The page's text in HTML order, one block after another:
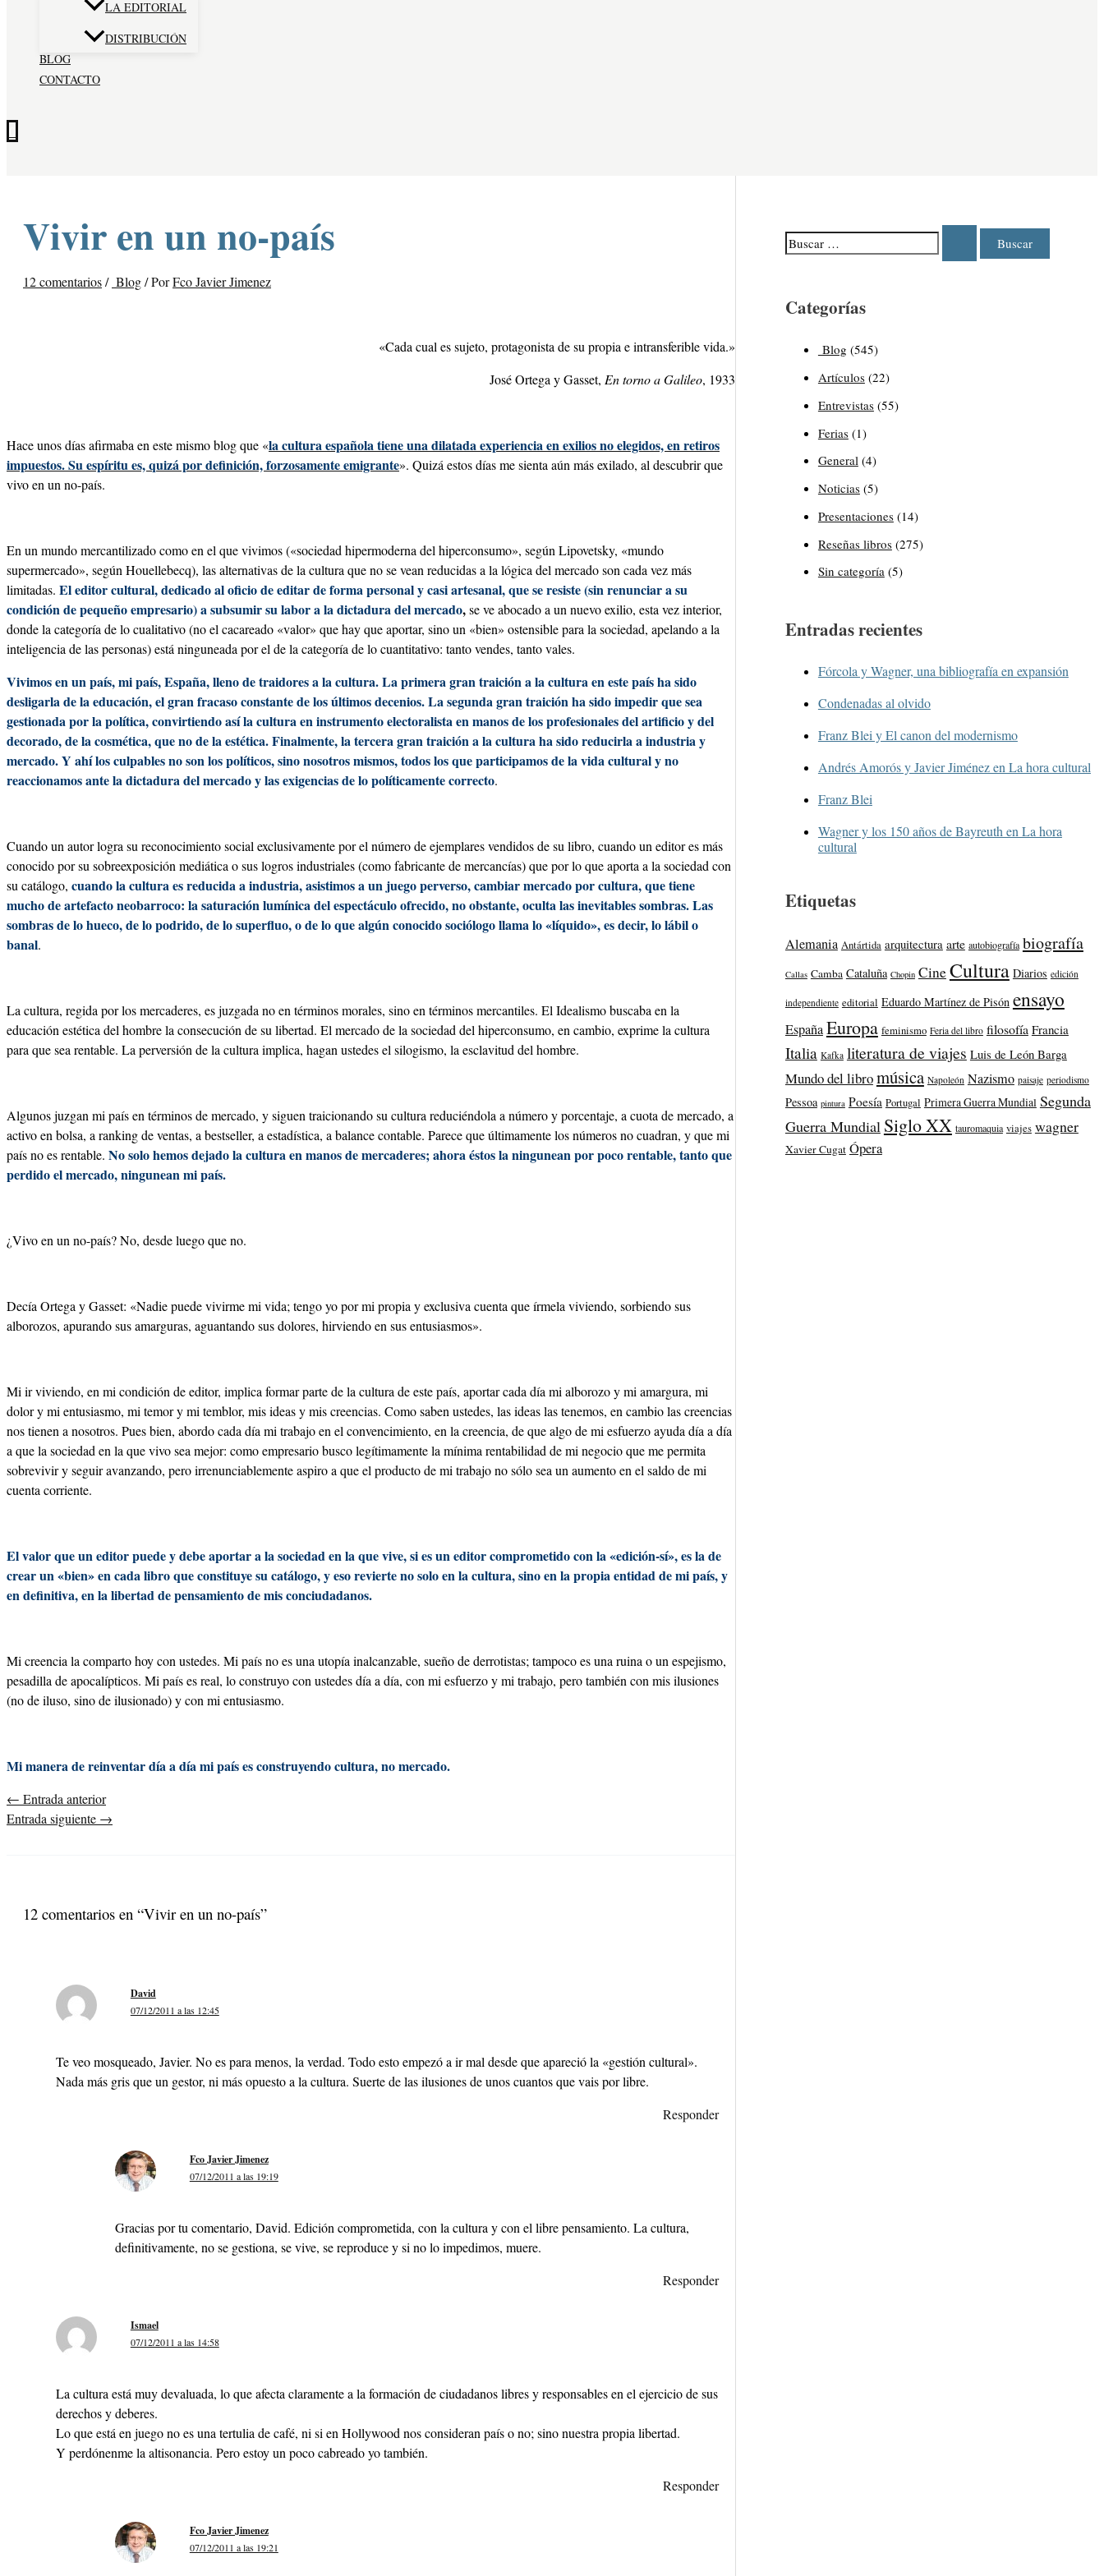
LA EDITORIAL
DISTRIBUCIÓN
BLOG
CONTACTO
Vivir en un no-país
12 comentarios/ Blog/ PorFco Javier Jimenez
«Cada cual es sujeto, protagonista de su propia e intransferible vida.»
José Ortega y Gasset, En torno a Galileo, 1933
Hace unos días afirmaba en este mismo blog que «la cultura española tiene una dilatada experiencia en exilios no elegidos, en retiros
impuestos. Su espíritu es, quizá por definición, forzosamente emigrante». Quizá estos días me sienta aún más exilado, al descubrir que
vivo en un no-país.
En un mundo mercantilizado como en el que vivimos («sociedad hipermoderna del hiperconsumo», según Lipovetsky, «mundo
supermercado», según Houellebecq), las alternativas de la cultura que no se vean reducidas a la lógica del mercado son cada vez más
limitadas. El editor cultural, dedicado al oficio de editar de forma personal y casi artesanal, que se resiste (sin renunciar a su
condición de pequeño empresario) a subsumir su labor a la dictadura del mercado,se ve abocado a un nuevo exilio, esta vez interior,
donde la categoría de lo cualitativo (no el cacareado «valor» que hay que aportar, sino un «bien» ostensible para la sociedad, apelando a la
inteligencia de las personas) está ninguneada por el de la categoría de lo cuantitativo: tanto vendes, tanto vales.
Vivimos en un país, mi país, España, lleno de traidores a la cultura. La primera gran traición a la cultura en este país ha sido
desligarla de la educación, el gran fracaso constante de los últimos decenios. La segunda gran traición ha sido impedir que sea
gestionada por la política, convirtiendo así la cultura en instrumento electoralista en manos de los profesionales del artificio y del
decorado, de la cosmética, que no de la estética. Finalmente, la tercera gran traición a la cultura ha sido reducirla a industria y
mercado. Y ahí los culpables no son los políticos, sino nosotros mismos, todos los que participamos de la vida cultural y no
reaccionamos ante la dictadura del mercado y las exigencias de lo políticamente correcto.
Cuando un autor logra su reconocimiento social exclusivamente por el número de ejemplares vendidos de su libro, cuando un editor es más
conocido por su sobreexposición mediática o sus logros industriales (como fabricante de mercancías) que por lo que aporta a la sociedad con
su catálogo, cuando la cultura es reducida a industria, asistimos a un juego perverso, cambiar mercado por cultura, que tiene
mucho de artefacto neobarroco: la saturación lumínica del espectáculo ofrecido, no obstante, oculta las inevitables sombras. Las
sombras de lo hueco, de lo podrido, de lo superfluo, o de lo que algún conocido sociólogo llama lo «líquido», es decir, lo lábil o
banal.
La cultura, regida por los mercaderes, es juzgada no en términos morales, sino en términos mercantiles. El Idealismo buscaba en la
educación estética del hombre la consecución de su libertad. El mercado de la sociedad del hiperconsumo, en cambio, exprime la cultura
para que sea rentable. La perversión de la cultura implica, hagan ustedes el silogismo, la esclavitud del hombre.
Algunos juzgan mi país en términos de mercado, y siguen traicionando su cultura reduciéndola a número y porcentaje, a cuota de mercado, a
activo en bolsa, a ranking de ventas, a bestseller, a estadística, a balance contable. Parece que últimamente los números no cuadran, y que mi
país no es rentable. No solo hemos dejado la cultura en manos de mercaderes; ahora éstos la ningunean por poco rentable, tanto que
perdido el mercado, ningunean mi país.
¿Vivo en un no-país? No, desde luego que no.
Decía Ortega y Gasset: «Nadie puede vivirme mi vida; tengo yo por mi propia y exclusiva cuenta que írmela viviendo, sorbiendo sus
alborozos, apurando sus amarguras, aguantando sus dolores, hirviendo en sus entusiasmos».
Mi ir viviendo, en mi condición de editor, implica formar parte de la cultura de este país, aportar cada día mi alborozo y mi amargura, mi
dolor y mi entusiasmo, mi temor y mi temblor, mis ideas y mis creencias. Como saben ustedes, las ideas las tenemos, en cambio las creencias
nos tienen a nosotros. Pues bien, abordo cada día mi trabajo en el convencimiento, en la creencia, de que algo de mi esfuerzo ayuda día a día
a que la sociedad en la que vivo sea mejor: como empresario busco legítimamente la mínima rentabilidad de mi negocio que me permita
sobrevivir y seguir avanzando, pero irrenunciablemente aspiro a que el producto de mi trabajo no sólo sea un aumento en el saldo de mi
cuenta corriente.
El valor que un editor puede y debe aportar a la sociedad en la que vive, si es un editor comprometido con la «edición-sí», es la de
crear un «bien» en cada libro que constituye su catálogo, y eso revierte no solo en la cultura, sino en la propia entidad de mi país, y
en definitiva, en la libertad de pensamiento de mis conciudadanos.
Mi creencia la comparto hoy con ustedes. Mi país no es una utopía inalcanzable, sueño de derrotistas; tampoco es una ruina o un espejismo,
pesadilla de apocalípticos. Mi país es real, lo construyo con ustedes día a día, con mi esfuerzo y mi trabajo, pero también con mis ilusiones
(no de iluso, sino de ilusionado) y con mi entusiasmo.
Mi manera de reinventar día a día mi país es construyendo cultura, no mercado.
← Entrada anterior
Entrada siguiente →
12 comentarios en “Vivir en un no-país”
David
07/12/2011 a las 12:45
Te veo mosqueado, Javier. No es para menos, la verdad. Todo esto empezó a ir mal desde que apareció la «gestión cultural».
Nada más gris que un gestor, ni más opuesto a la cultura. Suerte de las ilusiones de unos cuantos que vais por libre.
Responder
Fco Javier Jimenez
07/12/2011 a las 19:19
Gracias por tu comentario, David. Edición comprometida, con la cultura y con el libre pensamiento. La cultura,
definitivamente, no se gestiona, se vive, se reproduce y si no lo impedimos, muere.
Responder
Ismael
07/12/2011 a las 14:58
La cultura está muy devaluada, lo que afecta claramente a la formación de ciudadanos libres y responsables en el ejercicio de sus
derechos y deberes.
Lo que está en juego no es una tertulia de café, ni si en Hollywood nos consideran país o no; sino nuestra propia libertad.
Y perdónenme la altisonancia. Pero estoy un poco cabreado yo también.
Responder
Fco Javier Jimenez
07/12/2011 a las 19:21
Categorías
Blog (545)
Artículos(22)
Entrevistas(55)
Ferias(1)
General(4)
Noticias(5)
Presentaciones(14)
Reseñas libros(275)
Sin categoría(5)
Entradas recientes
Fórcola y Wagner, una bibliografía en expansión
Condenadas al olvido
Franz Blei y El canon del modernismo
Andrés Amorós y Javier Jiménez en La hora cultural
Franz Blei
Wagner y los 150 años de Bayreuth en La hora
cultural
Etiquetas
Alemania Antártida arquitectura arte autobiografía biografía
Callas Camba Cataluña Chopin CineCultura Diarios edición
independiente editorial Eduardo Martínez de Pisón ensayo
EspañaEuropa feminismo Feria del libro filosofía Francia
Italia Kafka literatura de viajes Luis de León Barga
Mundo del libromúsica Napoleón Nazismo paisaje periodismo
Pessoa pintura Poesía Portugal Primera Guerra Mundial Segunda
Guerra Mundial Siglo XX tauromaquia viajes wagner
Xavier Cugat Ópera